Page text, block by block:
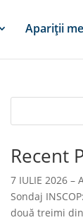
Apariții
Recent
7 IULIE 2026 –
Sondaj
două treimi